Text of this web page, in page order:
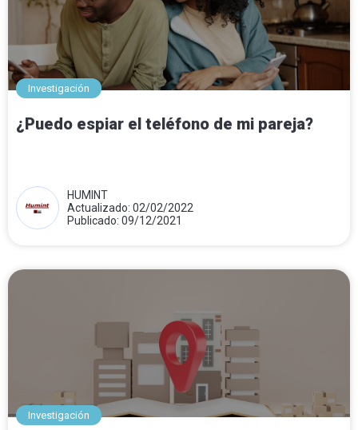
Investigación
¿Puedo espiar el teléfono de mi pareja?
HUMINT
Actualizado: 02/02/2022
Publicado: 09/12/2021
Investigación